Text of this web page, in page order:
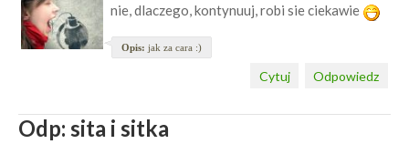
nie, dlaczego, kontynuuj, robi sie ciekawie
Opis: jak za cara :)
Odpowiedz
Cytuj
Odp: sita i sitka